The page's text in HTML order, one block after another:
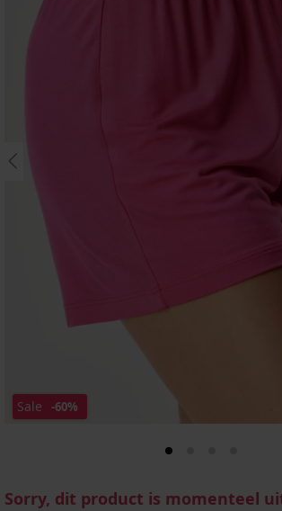
Sale -60%
Sorry, dit product is momenteel